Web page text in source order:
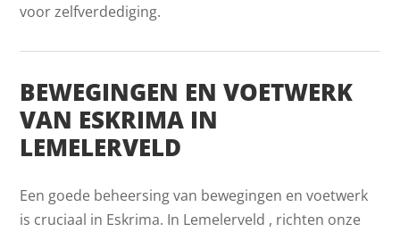
voor zelfverdediging.
BEWEGINGEN EN VOETWERK
VAN ESKRIMA IN
LEMELERVELD
Een goede beheersing van bewegingen en voetwerk
is cruciaal in Eskrima. In Lemelerveld , richten onze